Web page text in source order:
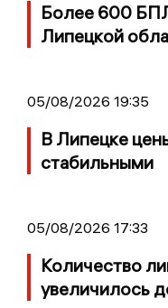
Более 600
Липецкой
05/08/2026 19:35
В Липецке
стабильными
05/08/2026 17:33
Количество
увеличилось